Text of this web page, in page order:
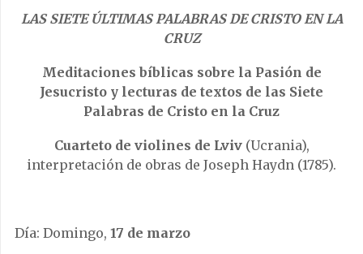
LAS SIETE ÚLTIMAS PALABRAS DE CRISTO EN LA
CRUZ
Meditaciones bíblicas sobre la Pasión de
Jesucristo y lecturas de textos de las Siete
Palabras de Cristo en la Cruz
Cuarteto de violines de Lviv(Ucrania),
interpretación de obras de Joseph Haydn (1785).
Día: Domingo, 17 de marzo